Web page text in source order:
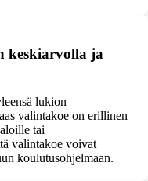
keskiarvolla ja
lukion
valintakoe on erillinen
tai
valintakoe voivat
koulutusohjelmaan.